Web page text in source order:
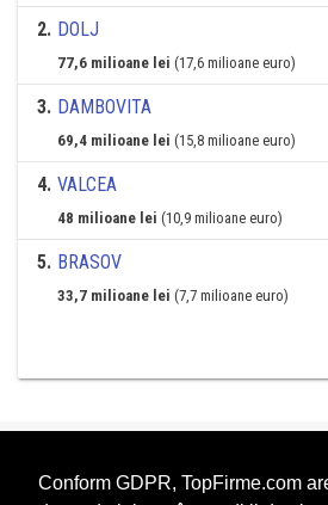
Conform GDPR, TopFirme.com
2. DOLJ
77,6 milioane lei (17,6 milioane euro)
3. DAMBOVITA
69,4 milioane lei (15,8 milioane euro)
4. VALCEA
48 milioane lei (10,9 milioane euro)
5. BRASOV
33,7 milioane lei (7,7 milioane euro)
Topurile sunt realizate deTopFirme
depuse si au scop informativ.